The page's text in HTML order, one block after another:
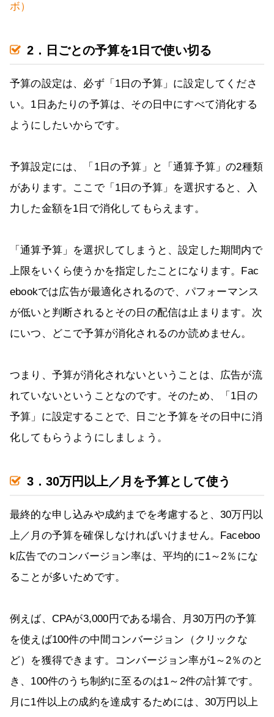
ボ）
2．日ごとの予算を1日で使い切る
予算の設定は、必ず「1日の予算」に設定してくださ
い。1日あたりの予算は、その日中にすべて消化する
ようにしたいからです。
予算設定には、「1日の予算」と「通算予算」の2種類
があります。ここで「1日の予算」を選択すると、入
力した金額を1日で消化してもらえます。
「通算予算」を選択してしまうと、設定した期間内で
上限をいくら使うかを指定したことになります。Fac
ebookでは広告が最適化されるので、パフォーマンス
が低いと判断されるとその日の配信は止まります。次
にいつ、どこで予算が消化されるのか読めません。
つまり、予算が消化されないということは、広告が流
れていないということなのです。そのため、「1日の
予算」に設定することで、日ごと予算をその日中に消
化してもらうようにしましょう。
3．30万円以上／月を予算として使う
最終的な申し込みや成約までを考慮すると、30万円以
上／月の予算を確保しなければいけません。Faceboo
k広告でのコンバージョン率は、平均的に1～2％にな
ることが多いためです。
例えば、CPAが3,000円である場合、月30万円の予算
を使えば100件の中間コンバージョン（クリックな
ど）を獲得できます。コンバージョン率が1～2％のと
き、100件のうち制約に至るのは1～2件の計算です。
月に1件以上の成約を達成するためには、30万円以上